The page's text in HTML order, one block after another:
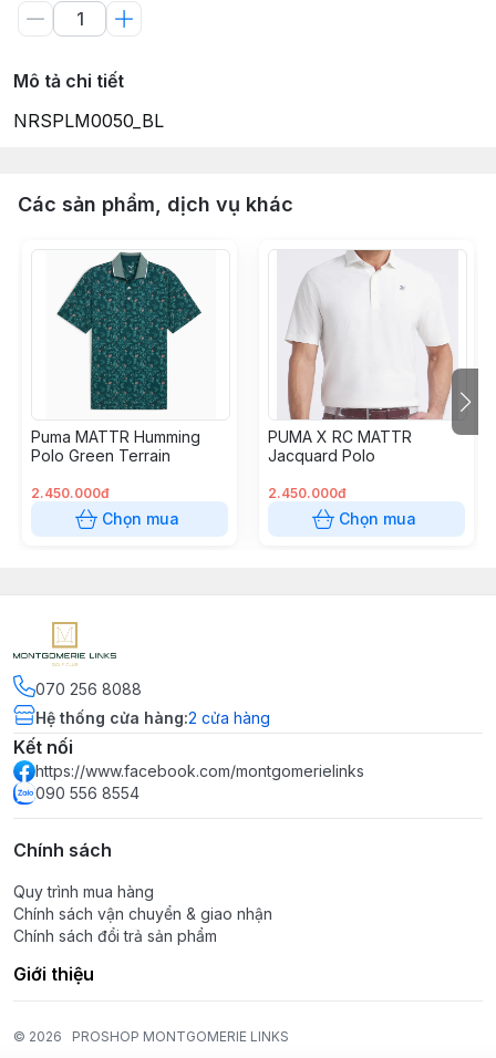
Mô tả chi tiết
NRSPLM0050_BL
Các sản phẩm, dịch vụ khác
Puma MATTR Humming
Polo Green Terrain
2.450.000đ
Chọn mua
PUMA X RC MATTR
Jacquard Polo
2.450.000đ
Chọn mua
070 256 8088
Hệ thống cửa hàng:2 cửa hàng
Kết nối
https://www.facebook.com/montgomerielinks
090 556 8554
Chính sách
Quy trình mua hàng
Chính sách vận chuyển & giao nhận
Chính sách đổi trả sản phẩm
Giới thiệu
© 2026 PROSHOP MONTGOMERIE LINKS